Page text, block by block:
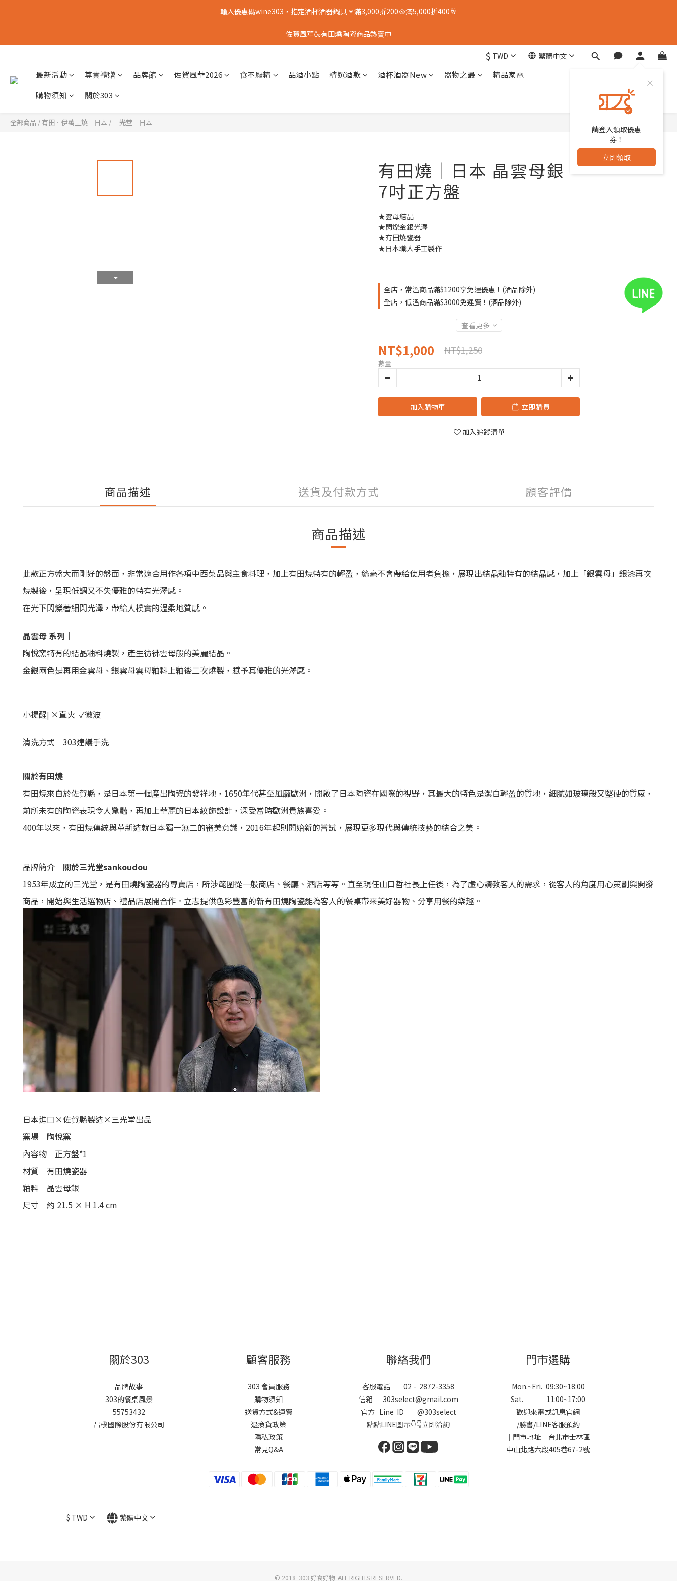
輸入優惠碼wine303，指定酒杯酒器鍋具🍷滿3,000折200🥘滿5,000折400🥂
佐賀風華🍶有田燒陶瓷商品熱賣中
$ TWD 繁體中文
請登入領取優惠
券！
立即領取
最新活動 尊貴禮贈 品牌館 佐賀風華2026 食不厭精 品酒小點 精選酒款 酒杯酒器New 器物之最
精品家電
購物須知
關於303
全部商品 / 有田．伊萬里燒｜日本 / 三光堂｜日本
有田燒｜日本 晶雲母銀
7吋正方盤
★雲母結晶
★閃爍金銀光澤
★有田燒瓷器
★日本職人手工製作
全店，常溫商品滿$1200享免運優惠！(酒品除外)
全店，低溫商品滿$3000免運費！(酒品除外)
查看更多
NT$1,000 NT$1,250
數量
加入購物車 立即購買
加入追蹤清單
商品描述 送貨及付款方式 顧客評價
商品描述
此款正方盤大而剛好的盤面，非常適合用作各項中西菜品與主食料理，加上有田燒特有的輕盈，絲毫不會帶給使用者負擔，展現出結晶釉特有的結晶感，加上「銀雲母」銀漆再次
燒製後，呈現低調又不失優雅的特有光澤感。
在光下閃爍著細閃光澤，帶給人樸實的溫柔地質感。
晶雲母 系列｜
陶悅窯特有的結晶釉料燒製，產生彷彿雲母般的美麗結晶。
金銀兩色是再用金雲母、銀雲母雲母釉料上釉後二次燒製，賦予其優雅的光澤感。
小提醒| ×直火 ✓微波
清洗方式｜303建議手洗
關於有田燒
有田燒來自於佐賀縣，是日本第一個產出陶瓷的發祥地，1650年代甚至風靡歐洲，開啟了日本陶瓷在國際的視野，其最大的特色是潔白輕盈的質地，細膩如玻璃般又堅硬的質感，
前所未有的陶瓷表現令人驚豔，再加上華麗的日本紋飾設計，深受當時歐洲貴族喜愛。
400年以來，有田燒傳統與革新造就日本獨一無二的審美意識，2016年起則開始新的嘗試，展現更多現代與傳統技藝的結合之美。
品牌簡介｜ 關於三光堂sankoudou
1953年成立的三光堂，是有田燒陶瓷器的專賣店，所涉範圍從一般商店、餐廳、酒店等等。直至現任山口哲社長上任後，為了虛心請教客人的需求，從客人的角度用心策劃與開發
商品，開始與生活選物店、禮品店展開合作。立志提供色彩豐富的新有田燒陶瓷能為客人的餐桌帶來美好器物、分享用餐的樂趣。
日本進口×佐賀縣製造×三光堂出品
窯場｜陶悅窯
內容物｜正方盤*1
材質｜有田燒瓷器
釉料｜晶雲母銀
尺寸｜約 21.5 × H 1.4 cm
立即購買
關於303
品牌故事
303的餐桌風景
55753432
昌樸國際股份有限公司
顧客服務
303 會員服務
購物須知
送貨方式&運費
退換貨政策
隱私政策
常見Q&A
聯絡我們
客服電話 ｜ 02 - 2872-3358
信箱 ｜ 303select@gmail.com
官方 Line ID ｜ @303select
點點LINE圖示👇👇立即洽詢
門市選購
Mon.~Fri. 09:30~18:00
Sat. 11:00~17:00
歡迎來電或訊息官網
/臉書/LINE客服預約
｜門市地址｜台北市士林區
中山北路六段405巷67-2號
$ TWD 繁體中文
© 2018 303 好食好物 ALL RIGHTS RESERVED.